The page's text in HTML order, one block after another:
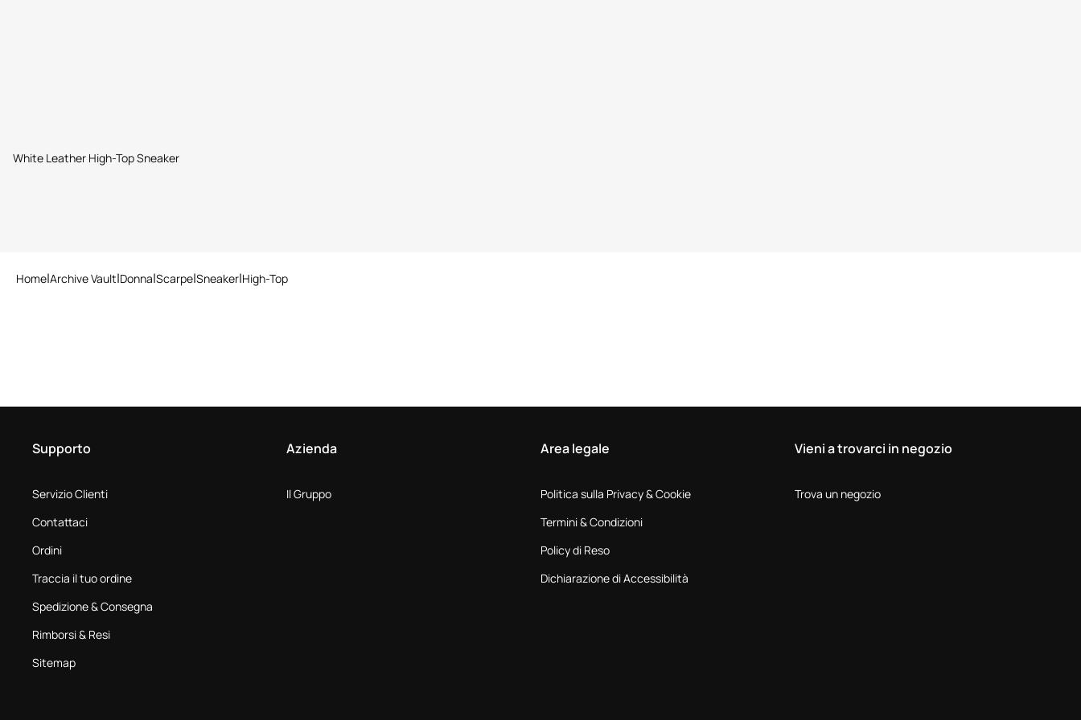
White Leather High-Top Sneaker
Home Archive Vault Donna Scarpe Sneaker High-Top
Supporto
Servizio Clienti
Contattaci
Ordini
Traccia il tuo ordine
Spedizione & Consegna
Rimborsi & Resi
Sitemap
Azienda
Il Gruppo
Area legale
Politica sulla Privacy & Cookie
Termini & Condizioni
Policy di Reso
Dichiarazione di Accessibilità
Vieni a trovarci in negozio
Trova un negozio